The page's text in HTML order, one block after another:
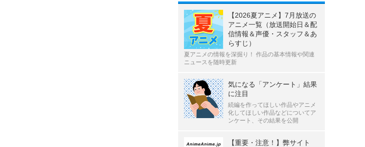
【2026夏アニメ】7月放送の
アニメ一覧（放送開始日＆配
信情報＆声優・スタッフ＆あ
らすじ）
夏アニメの情報を深掘り！ 作品の基本情報や関連
ニュースを随時更新
気になる「アンケート」結果
に注目
続編を作ってほしい作品やアニメ
化してほしい作品などについてア
ンケート、その結果を公開
【重要・注意！】弊サイト